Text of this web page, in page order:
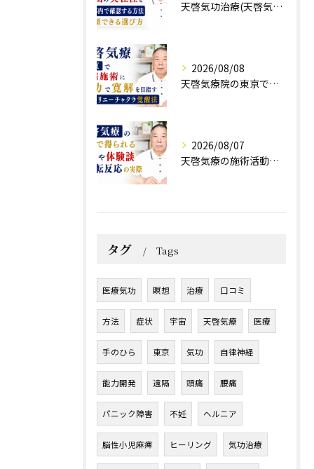
天啓気功治療(天啓気療)と財団の実在性を東京都内で確認する方法と信頼できる選び方
2026/08/08
天啓気療院の東京で難病施術に気功で寛解を目指すクンダリニーチャクラ覚醒法
2026/08/07
天啓気療の施術活動で得られる効果や体験談と好転反応の実際
タグ Tags
医療気功 瞑想 治療 口コミ
方法 症状 宇宙 天啓気療 医療
手のひら 東京 気功 自律神経
能力開発 遠隔 頭痛 腰痛
パニック障害 不妊 ヘルニア
脳性小児麻痺 ヒーリング 気功治療